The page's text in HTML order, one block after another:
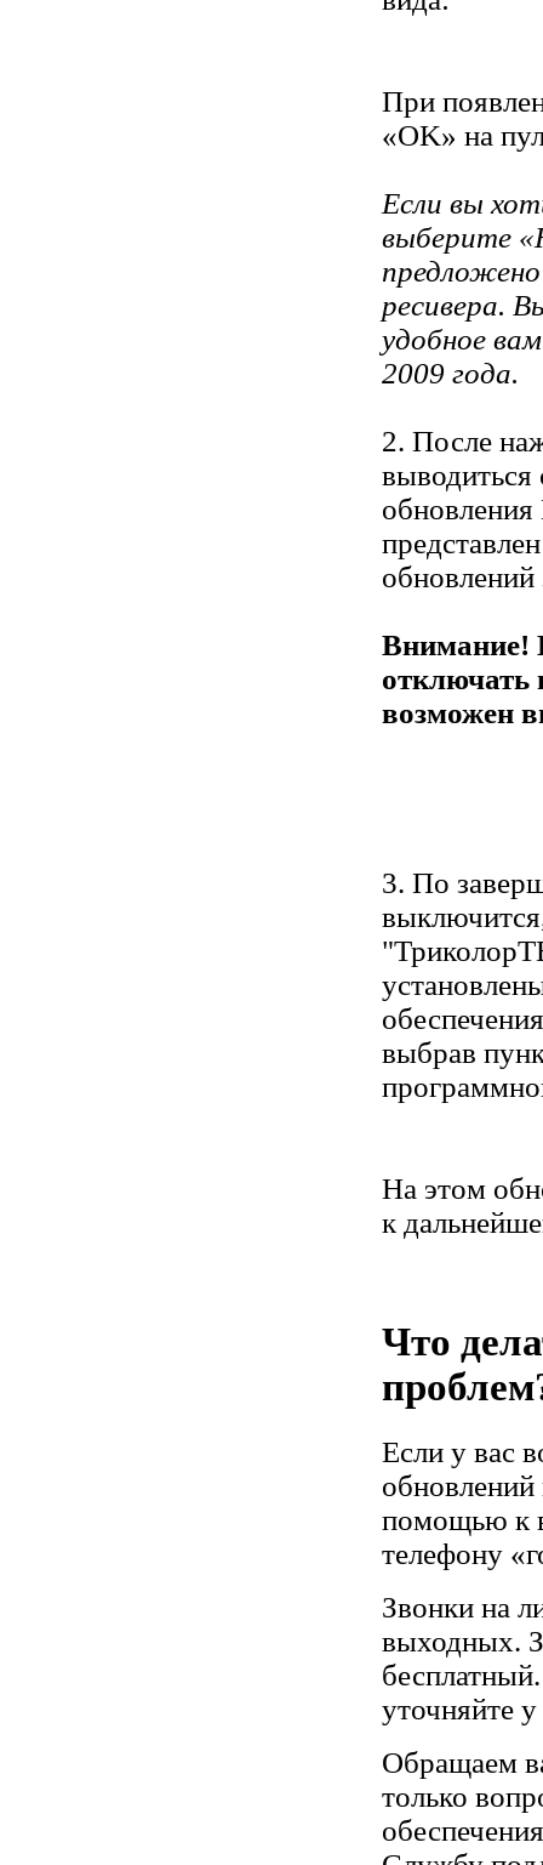
При
«OK» на
Если вы
выберите
ресивера.
удобное
2009 года.
2. После
обновлений
Внимание!
отключать
возможен
3. По
выбрав
На этом
к
Что
Если у вас
обновлений
помощью к
телефону
Звонки на
выходных.
уточняйте
Обращаем
только